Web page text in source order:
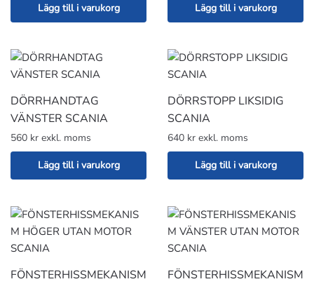
Lägg till i varukorg Lägg till i varukorg
DÖRRHANDTAG
VÄNSTER SCANIA
560 kr exkl. moms
Lägg till i varukorg
DÖRRSTOPP LIKSIDIG
SCANIA
640 kr exkl. moms
Lägg till i varukorg
FÖNSTERHISSMEKANISM
FÖNSTERHISSMEKANISM